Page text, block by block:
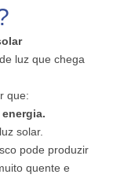
luz que chega
que:
solar.
pode produzir
quente e